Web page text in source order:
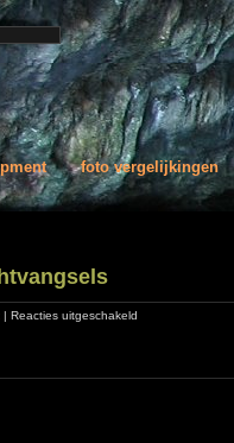
foto vergelijkingen
| Reacties uitgeschakeldvoor